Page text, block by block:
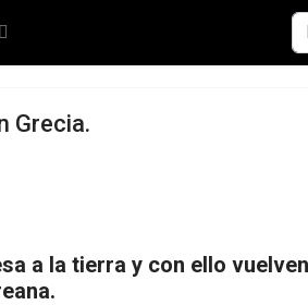
Grecia.
a la tierra y con ello vuelven